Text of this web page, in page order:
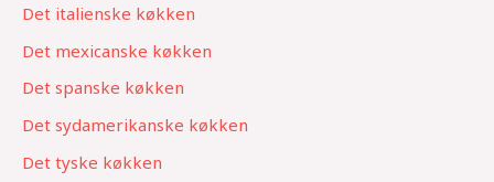
Det italienske køkken
Det mexicanske køkken
Det spanske køkken
Det sydamerikanske køkken
Det tyske køkken